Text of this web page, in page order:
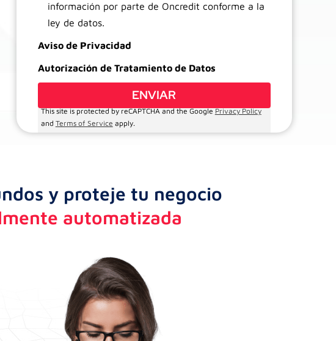
información por parte de Oncredit conforme a la
ley de datos.
Aviso de Privacidad
Autorización de Tratamiento de Datos
This site is protected by reCAPTCHA and the GooglePrivacy Policy
and Terms of Service apply.
y proteje tu negocio
automatizada